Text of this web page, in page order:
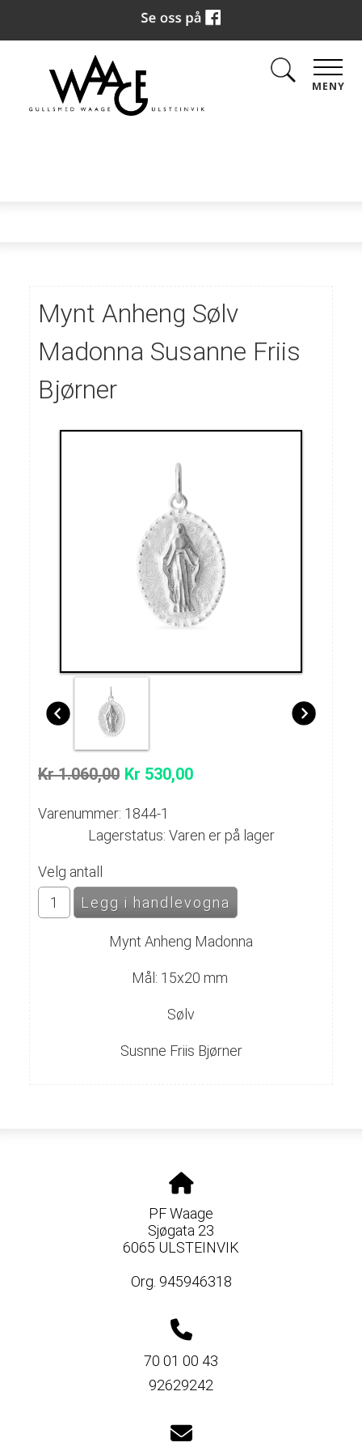
MENY
Mynt Anheng Sølv
Madonna Susanne Friis
Bjørner
Kr 1.060,00 Kr 530,00
Varenummer: 1844-1
Lagerstatus: Varen er på lager
Velg antall
Mynt Anheng Madonna
Mål: 15x20 mm
Sølv
Susnne Friis Bjørner
PF Waage
Sjøgata 23
6065 ULSTEINVIK
Org. 945946318
70 01 00 43
92629242